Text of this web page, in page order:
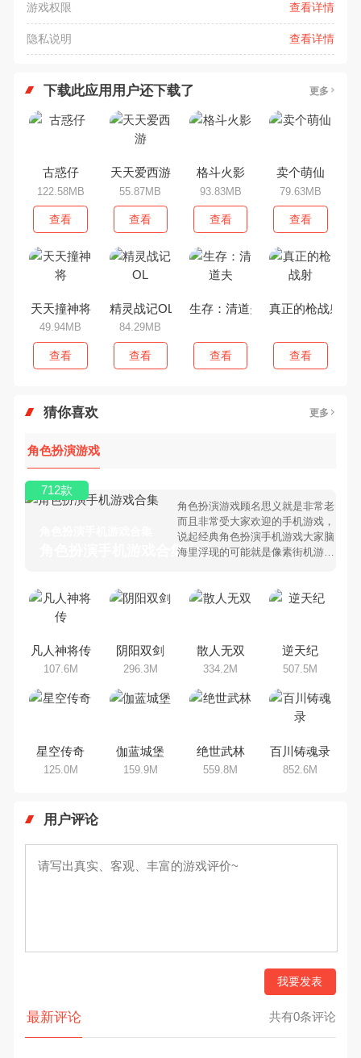
游戏权限 查看详情
隐私说明 查看详情
下载此应用用户还下载了 更多
古惑仔
122.58MB
查看
天天爱西游
55.87MB
查看
格斗火影
93.83MB
查看
卖个萌仙
79.63MB
查看
天天撞神将
49.94MB
查看
精灵战记OL
84.29MB
查看
生存：清道夫
查看
真正的枪战射
查看
猜你喜欢 更多
角色扮演游戏
角色扮演手机游戏合集大全 >
角色扮演游戏顾名思义就是非常老
而且非常受大家欢迎的手机游戏，
说起经典角色扮演手机游戏大家脑
海里浮现的可能就是像素街机游
玩过的角色扮演手机游戏有哪些
角色扮演手机游戏合集，欢迎大家
前来选择下载体验
712款
凡人神将传
107.6M
阴阳双剑
296.3M
散人无双
334.2M
逆天纪
507.5M
星空传奇
125.0M
伽蓝城堡
159.9M
绝世武林
559.8M
百川铸魂录
852.6M
用户评论
我要发表
最新评论 共有0条评论